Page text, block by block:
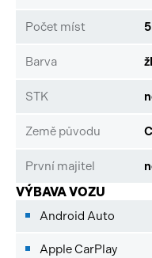
Počet míst 5
Barva
STK
Země původu
První majitel
VÝBAVA VOZU
Android Auto
Apple CarPlay